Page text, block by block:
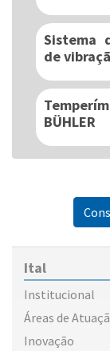
Sistema
de
BÜHLER
Ital
Institucional
Áreas de
Inovação